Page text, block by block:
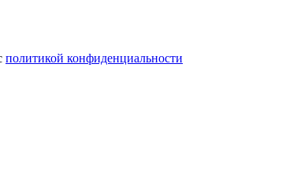
политикой конфиденциальности